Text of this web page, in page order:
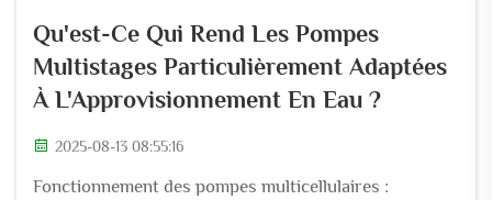
Qu'est-Ce Qui Rend Les Pompes
Multistages Particulièrement Adaptées
À L'Approvisionnement En Eau ?
2025-08-13 08:55:16
Fonctionnement des pompes multicellulaires :